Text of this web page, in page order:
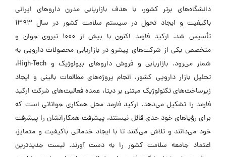
دانشگاه‌های برتر کشور، با هدف بازاریابی مدرن داروهای ایرانی
باکیفیت و ایجاد تحول در سیستم سلامت کشور در سال ۱۳۹۳
تأسیس شد. ارکید فارمد اکنون با بیش از ۱۰۰۰ نیروی جوان و
متخصص یکی از شرکت‌های پیشرو در بازاریابی محصولات دارویی به
شمار می‌رود. بازاریابی و فروش داروهای بیولوژیک و High-Tech،
تحلیل بازار دارویی کشور، انجام پروژه‌های مطالعات بالینی و ایجاد
زیرساخت‌های تکنولوژیک مبتنی بر دیتا، عمده فعالیت‌های شرکت ارکید
فارمد را تشکیل می‌دهد. ارکید فارمد محل همکاری جوانانی است که
برای رؤیاهای خود حدی قائل نیستند، پیشرفت همکارانشان را پیشرفت
خود می‌دانند و تلاش می‌کنند تا با ایجاد خدماتی باکیفیت و متمایز،
اعتماد جامعه سلامت کشور را به دست آورند. لیست جدیدترین